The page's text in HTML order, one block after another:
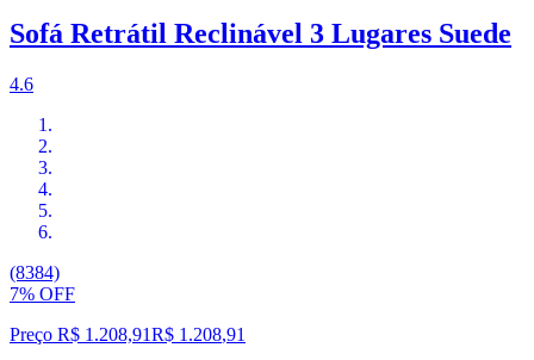
Sofá Retrátil Reclinável 3 Lugares Suede
4.6
(8384)
7% OFF
Preço R$ 1.208,91R$ 1.208,91